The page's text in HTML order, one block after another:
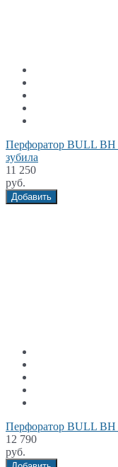
Перфоратор BULL BH
зубила
11 250
руб.
Добавить
Перфоратор BULL
12 790
руб.